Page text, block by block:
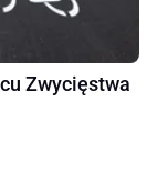
Zwycięstwa